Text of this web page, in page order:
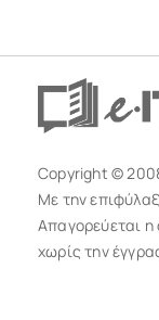
Copyright ©
Με την
Απαγορεύεται
χωρίς την